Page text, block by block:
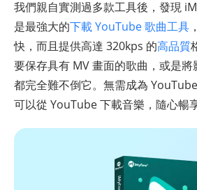
我們親自實測過多款工具後，發現
是最強大的下載 YouTube 歌曲工具
快，而且提供高達 320kps 的高品質
要保存具有 MV 畫面的歌曲，或是將
都完全難不倒它。無需成為
可以從 YouTube 下載音樂，隨心暢